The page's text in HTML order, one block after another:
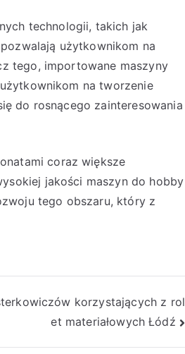
technologii, takich jak
użytkownikom na
tego, importowane maszyny
na tworzenie
do rosnącego zainteresowania
coraz większe
jakości maszyn do hobby
tego obszaru, który z
korzystających z rol
et materiałowych Łódź